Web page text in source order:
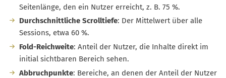
Seitenlänge, den ein Nutzer erreicht, z. B. 75 %.
Durchschnittliche Scrolltiefe: Der Mittelwert über alle
Sessions, etwa 60 %.
Fold-Reichweite: Anteil der Nutzer, die Inhalte direkt im
initial sichtbaren Bereich sehen.
Abbruchpunkte: Bereiche, an denen der Anteil der Nutzer